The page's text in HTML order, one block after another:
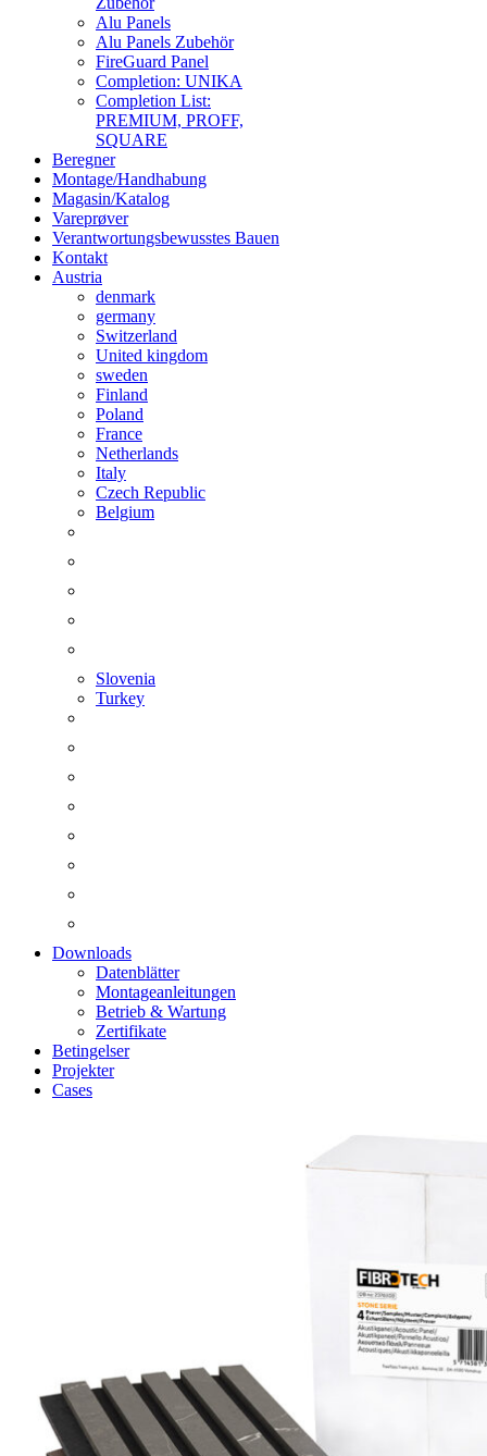
Alu Panels
Alu Panels Zubehör
FireGuard Panel
Completion: UNIKA
Completion List:
PREMIUM, PROFF,
SQUARE
Beregner
Montage/Handhabung
Magasin/Katalog
Vareprøver
Verantwortungsbewusstes Bauen
Kontakt
Austria
denmark
germany
Switzerland
United kingdom
sweden
Finland
Poland
France
Netherlands
Italy
Czech Republic
Belgium
Slovenia
Turkey
Downloads
Datenblätter
Montageanleitungen
Betrieb & Wartung
Zertifikate
Betingelser
Projekter
Cases